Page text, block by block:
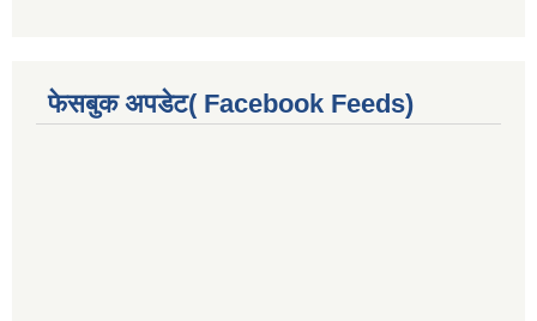
फेसबुक अपडेट( Facebook Feeds)